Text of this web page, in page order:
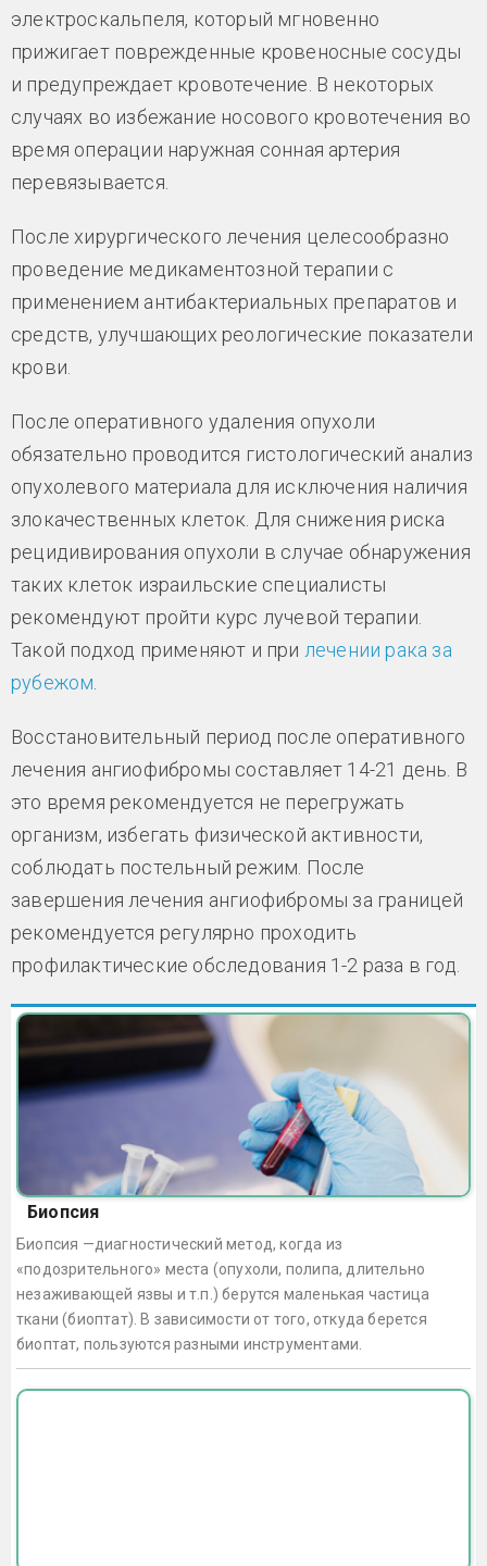
электроскальпеля, который мгновенно
прижигает поврежденные кровеносные сосуды
и предупреждает кровотечение. В некоторых
случаях во избежание носового кровотечения во
время операции наружная сонная артерия
перевязывается.
После хирургического лечения целесообразно
проведение медикаментозной терапии с
применением антибактериальных препаратов и
средств, улучшающих реологические показатели
крови.
После оперативного удаления опухоли
обязательно проводится гистологический анализ
опухолевого материала для исключения наличия
злокачественных клеток. Для снижения риска
рецидивирования опухоли в случае обнаружения
таких клеток израильские специалисты
рекомендуют пройти курс лучевой терапии.
Такой подход применяют и при лечении рака за
рубежом
Восстановительный период после оперативного
лечения ангиофибромы составляет 14-21 день. В
это время рекомендуется не перегружать
организм, избегать физической активности,
соблюдать постельный режим. После
завершения лечения ангиофибромы за границей
рекомендуется регулярно проходить
профилактические обследования 1-2 раза в год.
Биопсия
Биопсия —диагностический метод, когда из
«подозрительного» места (опухоли, полипа, длительно
незаживающей язвы и т.п.) берутся маленькая частица
ткани (биоптат). В зависимости от того, откуда берется
биоптат, пользуются разными инструментами.